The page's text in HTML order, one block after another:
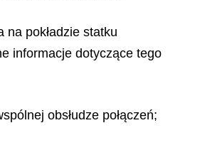
na pokładzie statku
informacje dotyczące tego
obsłudze połączeń;